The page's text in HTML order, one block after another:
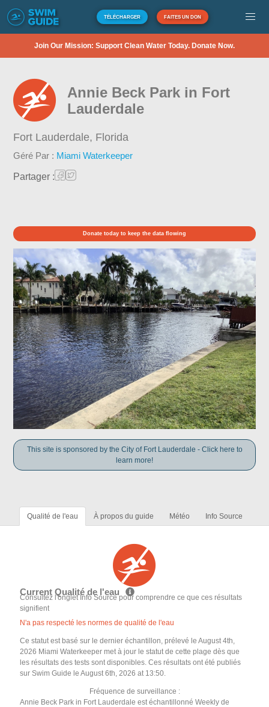
TÉLÉCHARGER FAITES UN DON
Join Our Mission: Support Clean Water Today. Donate Now.
Annie Beck Park in Fort
Lauderdale
Fort Lauderdale, Florida
Géré Par : Miami Waterkeeper
Partager :
Donate today to keep the data flowing
This site is sponsored by the City of Fort Lauderdale - Click here to
learn more!
Qualité de l'eau À propos du guide Météo Info Source
Current Qualité de l'eau
Consultez l'onglet Info Source pour comprendre ce que ces résultats
signifient
N'a pas respecté les normes de qualité de l'eau
Ce statut est basé sur le dernier échantillon, prélevé le August 4th,
2026 Miami Waterkeeper met à jour le statut de cette plage dès que
les résultats des tests sont disponibles. Ces résultats ont été publiés
sur Swim Guide le August 6th, 2026 at 13:50.
Fréquence de surveillance :
Annie Beck Park in Fort Lauderdale est échantillonné Weekly de